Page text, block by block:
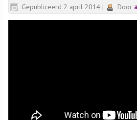
Gepubliceerd 2 april 2014 | Door